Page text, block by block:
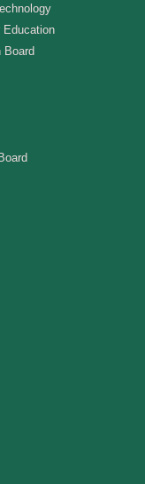
Education
Board